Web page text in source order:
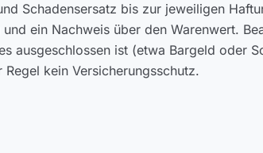
Schadensersatz bis zur jeweiligen
ein Nachweis über den Warenwert.
ausgeschlossen ist (etwa Bargeld oder
kein Versicherungsschutz.